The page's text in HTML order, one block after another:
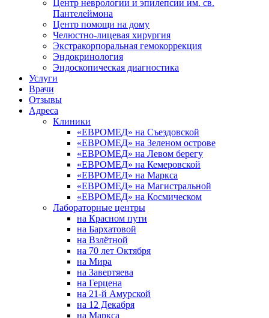
Центр неврологии и эпилепсии им. св.
Пантелеймона
Центр помощи на дому
Челюстно-лицевая хирургия
Экстракорпоральная гемокоррекция
Эндокринология
Эндоскопическая диагностика
Услуги
Врачи
Отзывы
Адреса
Клиники
«ЕВРОМЕД» на Съездовской
«ЕВРОМЕД» на Зеленом острове
«ЕВРОМЕД» на Левом берегу
«ЕВРОМЕД» на Кемеровской
«ЕВРОМЕД» на Маркса
«ЕВРОМЕД» на Магистральной
«ЕВРОМЕД» на Космическом
Лабораторные центры
на Красном пути
на Бархатовой
на Взлётной
на 70 лет Октября
на Мира
на Завертяева
на Герцена
на 21-й Амурской
на 12 Декабря
на Маркса